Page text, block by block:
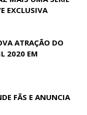
EXCLUSIVA
ATRAÇÃO DO
2020 EM
FÃS E ANUNCIA